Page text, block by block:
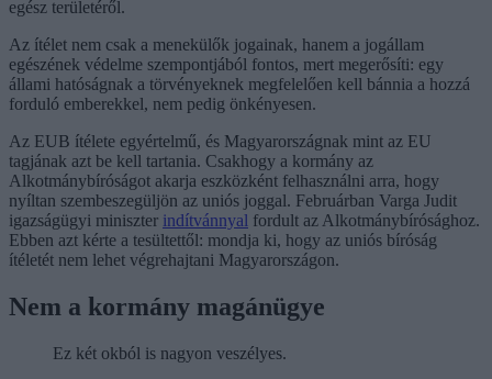
egész területéről.
Az ítélet nem csak a menekülők jogainak, hanem a jogállam
egészének védelme szempontjából fontos, mert megerősíti: egy
állami hatóságnak a törvényeknek megfelelően kell bánnia a hozzá
forduló emberekkel, nem pedig önkényesen.
Az EUB ítélete egyértelmű, és Magyarországnak mint az EU
tagjának azt be kell tartania. Csakhogy a kormány az
Alkotmánybíróságot akarja eszközként felhasználni arra, hogy
nyíltan szembeszegüljön az uniós joggal. Februárban Varga Judit
igazságügyi miniszter indítvánnyal fordult az Alkotmánybírósághoz.
Ebben azt kérte a tesültettől: mondja ki, hogy az uniós bíróság
ítéletét nem lehet végrehajtani Magyarországon.
Nem a kormány magánügye
Ez két okból is nagyon veszélyes.